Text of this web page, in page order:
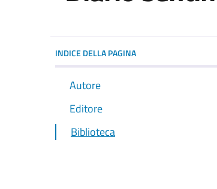
INDICE DELLA PAGINA
Autore
Editore
Biblioteca